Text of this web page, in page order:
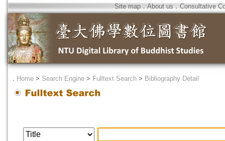
Site map．About us ． Consultative
． Home > Search Engine > Fulltext Search > Bibliography Detail